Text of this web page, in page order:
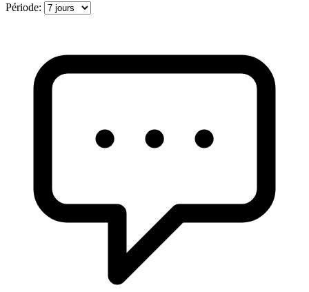
Période: